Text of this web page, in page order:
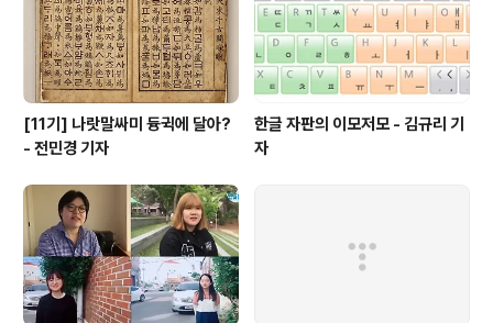
[11기] 나랏말싸미 듕귁에 달아?
- 전민경 기자
한글 자판의 이모저모 - 김규리 기
자